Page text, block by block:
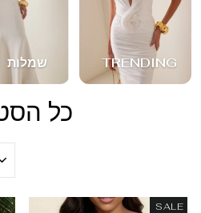
TRENDING שמלות
כל
SALE